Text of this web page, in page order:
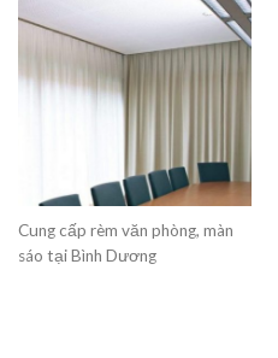
Cung cấp rèm văn phòng, màn
sáo tại Bình Dương